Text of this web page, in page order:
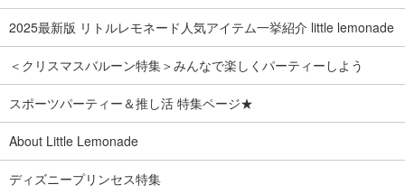
2025最新版 リトルレモネード人気アイテム一挙紹介 little lemonade
＜クリスマスバルーン特集＞みんなで楽しくパーティーしよう
スポーツパーティー＆推し活 特集ページ★
About Little Lemonade
ディズニープリンセス特集